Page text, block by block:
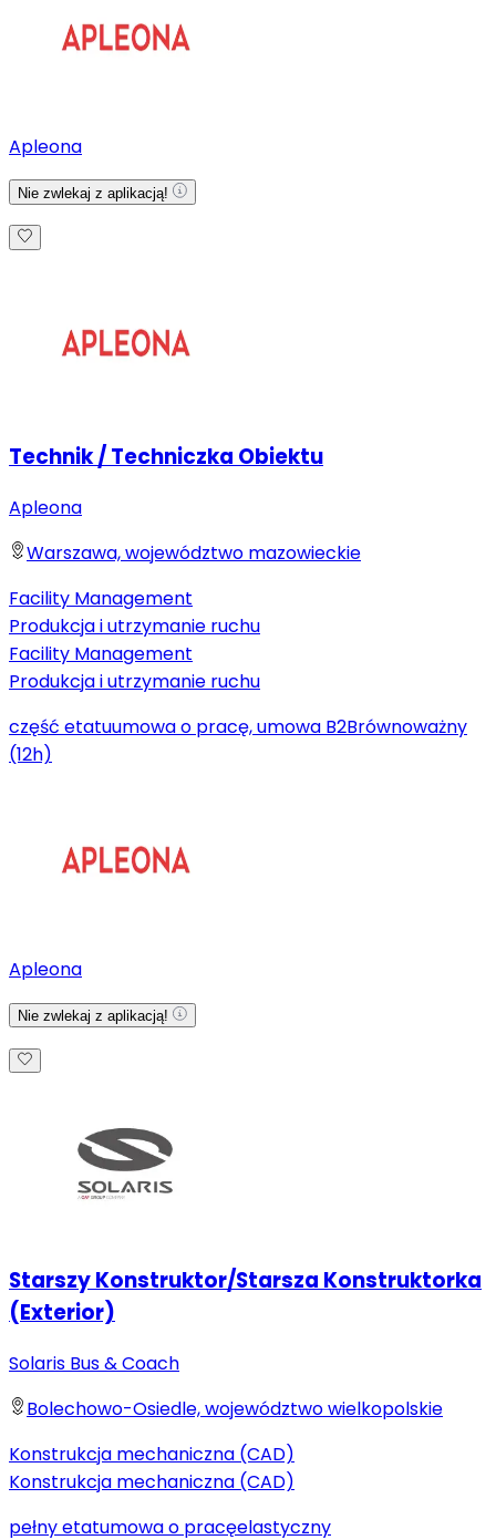
Apleona
Nie zwlekaj z aplikacją!
Technik / Techniczka Obiektu
Apleona
Warszawa, województwo mazowieckie
Facility Management
Produkcja i utrzymanie ruchu
Facility Management
Produkcja i utrzymanie ruchu
część etatuumowa o pracę, umowa B2Brównoważny
(12h)
Apleona
Nie zwlekaj z aplikacją!
Starszy Konstruktor/Starsza Konstruktorka
(Exterior)
Solaris Bus & Coach
Bolechowo-Osiedle, województwo wielkopolskie
Konstrukcja mechaniczna (CAD)
Konstrukcja mechaniczna (CAD)
pełny etatumowa o pracęelastyczny